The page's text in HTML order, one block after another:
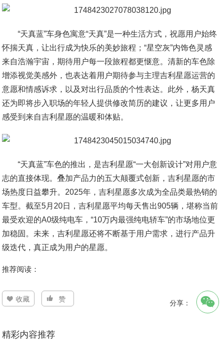
“天真蓝”车身色寓意“天真”是一种生活方式，祝愿用户始终
怀揣天真，让出行成为快乐的美妙旅程；“星空灰”内饰色灵感
来自浩瀚宇宙，期待用户每一段旅程都更惬意。清新的车色除
增添视觉美感外，也表达着用户期待参与主理吉利星愿运营的
意愿和情感诉求，以及对出行品质的个性表达。此外，杨天真
还为即将步入职场的年轻人提供修改简历的建议，让更多用户
感受到来自吉利星愿的温暖和体贴。
“天真蓝”车色的推出，是吉利星愿“一大创新设计”对用户意
志的直接体现。叠加产品力的五大颠覆式创新，吉利星愿的市
场热度日益攀升。2025年，吉利星愿多次成为全品类最热销的
车型。截至5月20日，吉利星愿平均每天售出905辆，堪称当前
最受欢迎的A0级纯电车，“10万内最强纯电轿车”的市场地位更
加稳固。未来，吉利星愿还将不断基于用户需求，进行产品升
级迭代，真正成为用户的星愿。
推荐阅读：
收藏 赞 分享：
精彩内容推荐